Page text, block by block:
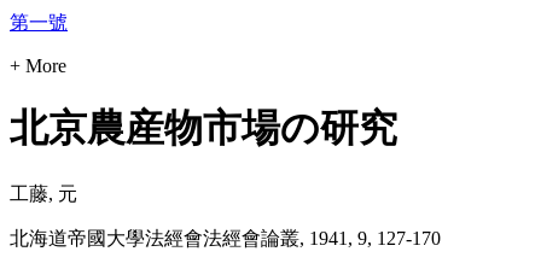
第一號
+ More
北京農産物市場の研究
工藤, 元
北海道帝國大學法經會法經會論叢, 1941, 9, 127-170